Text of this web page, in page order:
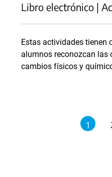
Libro electrónico |
Estas actividades tienen
alumnos reconozcan las
cambios físicos y
1